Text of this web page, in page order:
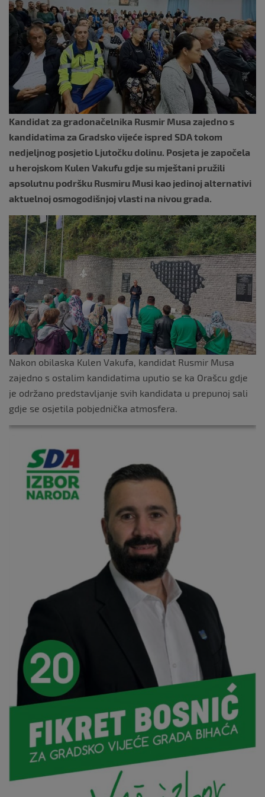
Kandidat za gradonačelnika Rusmir Musa zajedno s
kandidatima za Gradsko vijeće ispred SDA tokom
nedjeljnog posjetio Ljutočku dolinu. Posjeta je započela
u herojskom Kulen Vakufu gdje su mještani pružili
apsolutnu podršku Rusmiru Musi kao jedinoj alternativi
aktuelnoj osmogodišnjoj vlasti na nivou grada.
Nakon obilaska Kulen Vakufa, kandidat Rusmir Musa
zajedno s ostalim kandidatima uputio se ka Orašcu gdje
je održano predstavljanje svih kandidata u prepunoj sali
gdje se osjetila pobjednička atmosfera.